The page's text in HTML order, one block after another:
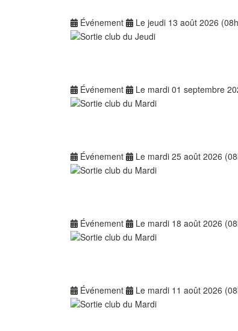
Événement Le jeudi 13 août 2026
Événement Le mardi 01 septembre
Événement Le mardi 25 août 2026
Événement Le mardi 18 août 2026
Événement Le mardi 11 août 2026